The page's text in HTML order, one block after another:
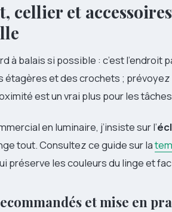
cellier et
à balais si possible : c’est
étagères et des crochets ;
est un vrai plus pour les
en luminaire, j’insiste sur l’
tout. Consultez ce guide sur la
préserve les couleurs du linge et
et mise en